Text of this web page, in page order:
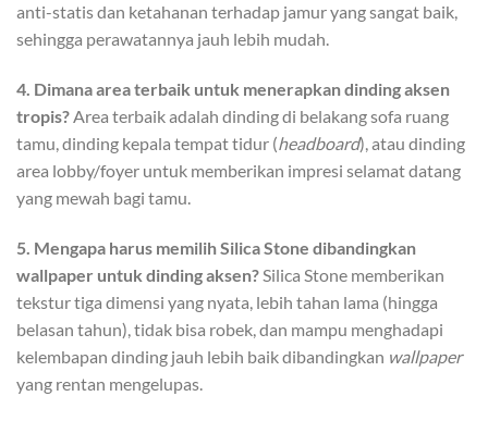
anti-statis dan ketahanan terhadap jamur yang sangat baik,
sehingga perawatannya jauh lebih mudah.
4. Dimana area terbaik untuk menerapkan dinding aksen
tropis?Area terbaik adalah dinding di belakang sofa ruang
tamu, dinding kepala tempat tidur (headboard), atau dinding
area lobby/foyer untuk memberikan impresi selamat datang
yang mewah bagi tamu.
5. Mengapa harus memilih Silica Stone dibandingkan
wallpaper untuk dinding aksen? Silica Stone memberikan
tekstur tiga dimensi yang nyata, lebih tahan lama (hingga
belasan tahun), tidak bisa robek, dan mampu menghadapi
kelembapan dinding jauh lebih baik dibandingkan wallpaper
yang rentan mengelupas.